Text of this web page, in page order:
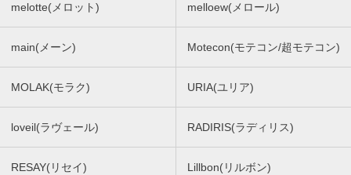
melotte(メロット) melloew(メロール)
main(メーン) Motecon(モテコン/超モテコン)
MOLAK(モラク) URIA(ユリア)
loveil(ラヴェール) RADIRIS(ラディリス)
RESAY(リセイ) Lillbon(リルボン)